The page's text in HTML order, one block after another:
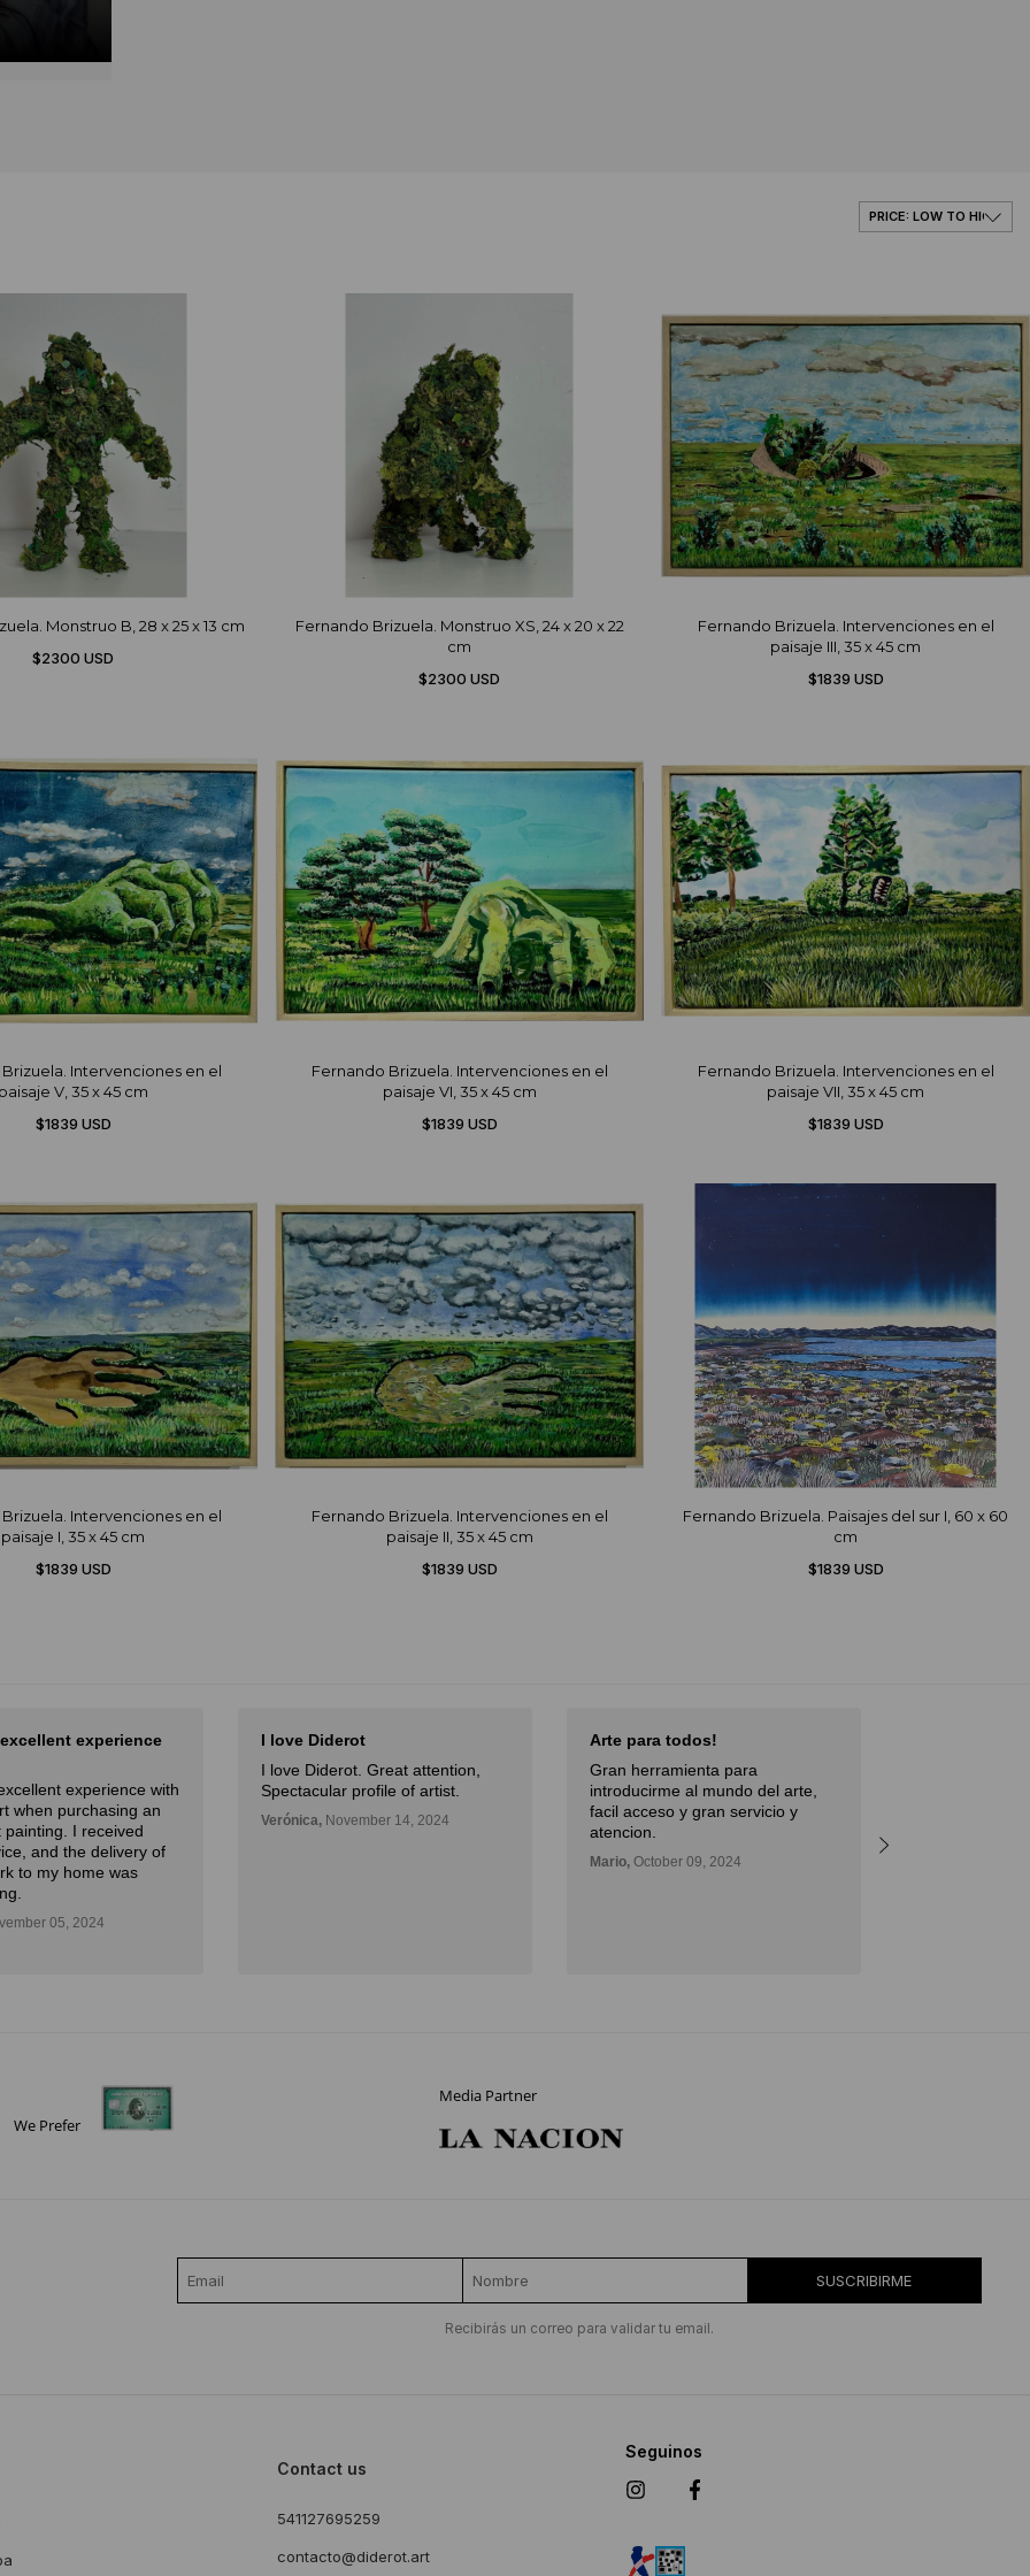
Monstruo B, 28 x 25 x 13 cm
$2300 USD
Fernando Brizuela. Monstruo XS, 24 x 20 x 22
cm
$2300 USD
Fernando Brizuela. Intervenciones en el
paisaje III, 35 x 45 cm
$1839 USD
Intervenciones en el
paisaje V, 35 x 45 cm
$1839 USD
Fernando Brizuela. Intervenciones en el
paisaje VI, 35 x 45 cm
$1839 USD
Fernando Brizuela. Intervenciones en el
paisaje VII, 35 x 45 cm
$1839 USD
Intervenciones en el
paisaje I, 35 x 45 cm
$1839 USD
Fernando Brizuela. Intervenciones en el
paisaje II, 35 x 45 cm
$1839 USD
Fernando Brizuela. Paisajes del sur I, 60 x 60
cm
$1839 USD
experience
experience with
when purchasing an
painting. I received
and the delivery of
to my home was
05, 2024
I love Diderot
I love Diderot. Great attention,
Spectacular profile of artist.
Verónica, November 14, 2024
Arte para todos!
Gran herramienta para
introducirme al mundo del arte,
facil acceso y gran servicio y
atencion.
Mario, October 09, 2024
We Prefer
Media Partner
SUSCRIBIRME
Recibirás un correo para validar tu email.
Contact us
541127695259
contacto@diderot.art
Seguinos